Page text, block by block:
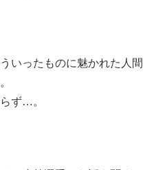
いったものに魅かれた人間
ず…。